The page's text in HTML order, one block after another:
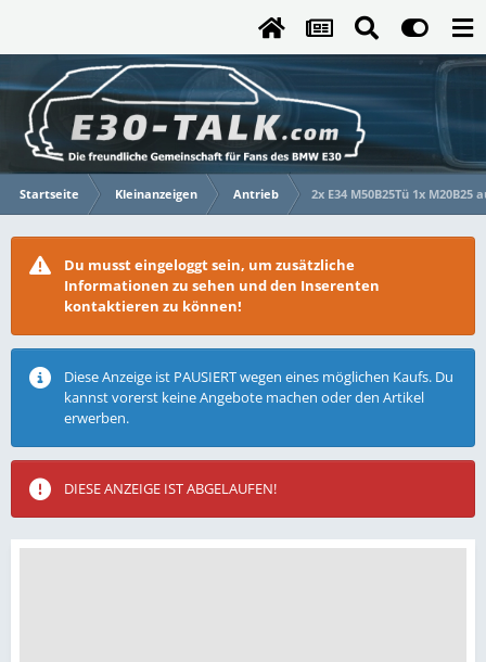
Startseite Kleinanzeigen Antrieb 2x E34 M50B25Tü 1x M20B25
Du musst eingeloggt sein, um zusätzliche
Informationen zu sehen und den Inserenten
kontaktieren zu können!
Diese Anzeige ist PAUSIERT wegen eines möglichen Kaufs. Du
kannst vorerst keine Angebote machen oder den Artikel
erwerben.
DIESE ANZEIGE IST ABGELAUFEN!